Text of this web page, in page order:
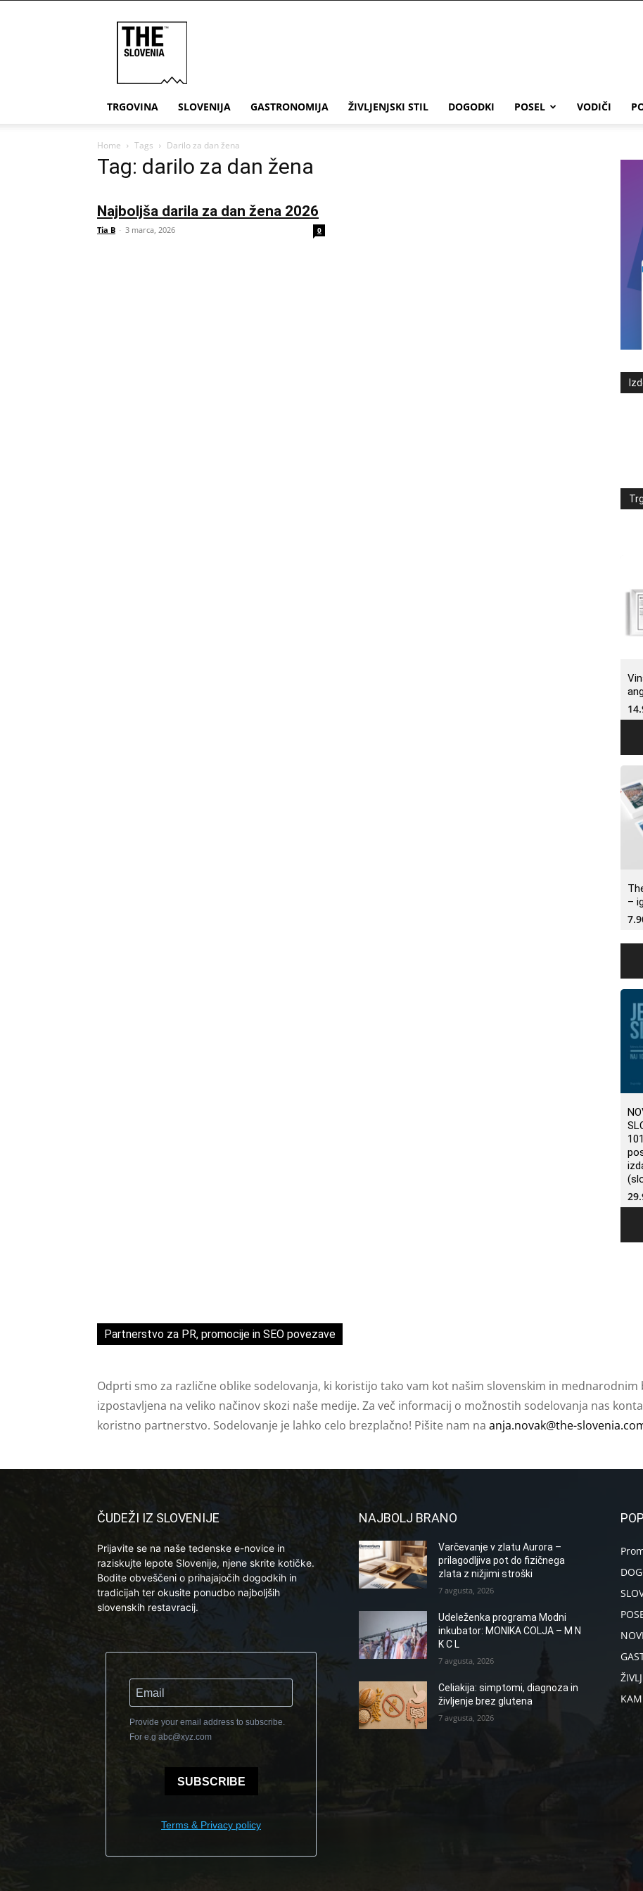
TRGOVINA SLOVENIJA GASTRONOMIJA ŽIVLJENJSKI STIL DOGODKI POSEL VODIČI
Home Tags Darilo za dan žena
Tag: darilo za dan žena
Najboljša darila za dan žena 2026
Tia B - 3 marca, 2026 0
–
Partnerstvo za PR, promocije in SEO povezave
Odprti smo za različne oblike sodelovanja, ki koristijo tako vam kot našim slovenskim in mednarodnim
izpostavljena na veliko načinov skozi naše medije. Za več informacij o možnostih sodelovanja nas
koristno partnerstvo. Sodelovanje je lahko celo brezplačno! Pišite nam na anja.novak@the-
ČUDEŽI IZ SLOVENIJE
Prijavite se na naše tedenske e-novice in
raziskujte lepote Slovenije, njene skrite kotičke.
Bodite obveščeni o prihajajočih dogodkih in
tradicijah ter okusite ponudbo najboljših
slovenskih restavracij.
Provide your email address to subscribe.
For e.g abc@xyz.com
SUBSCRIBE
Terms & Privacy policy
NAJBOLJ BRANO
Varčevanje v zlatu Aurora –
prilagodljiva pot do fizičnega
zlata z nižjimi stroški
7 avgusta, 2026
Udeleženka programa Modni
inkubator: MONIKA COLJA – M N
K C L
7 avgusta, 2026
Celiakija: simptomi, diagnoza in
življenje brez glutena
7 avgusta, 2026